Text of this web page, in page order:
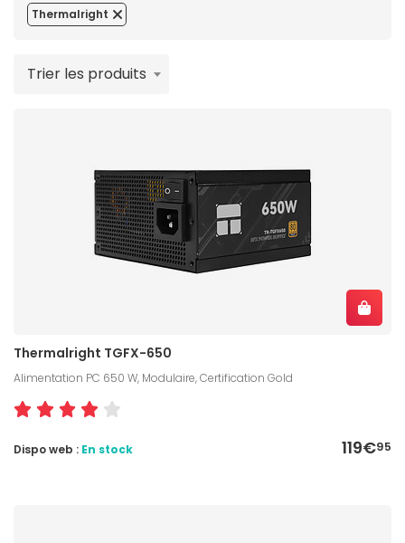
Thermalright
Trier les produits
Thermalright TGFX-650
Alimentation PC 650 W, Modulaire, Certification Gold
119€95
Dispo web : En stock